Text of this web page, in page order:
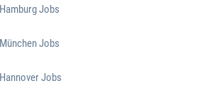
Hamburg Jobs
München Jobs
Hannover Jobs